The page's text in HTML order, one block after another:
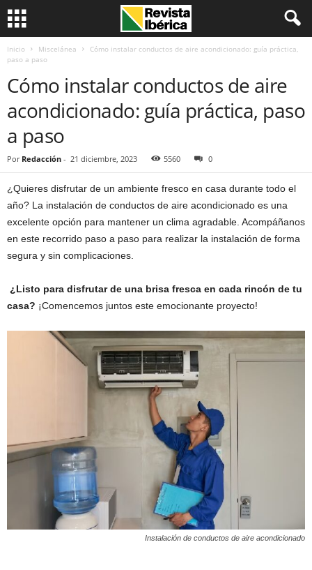
Inicio Miscelánea
Cómo instalar conductos de aire acondicionado: guía práctica,
paso a paso
Cómo instalar conductos de aire
acondicionado: guía práctica, paso
a paso
Por Redacción - 21 diciembre, 2023 5560 0
¿Quieres disfrutar de un ambiente fresco en casa durante todo el
año? La instalación de conductos de aire acondicionado es una
excelente opción para mantener un clima agradable. Acompáñanos
en este recorrido paso a paso para realizar la instalación de forma
segura y sin complicaciones.
¿Listo para disfrutar de una brisa fresca en cada rincón de tu
casa? ¡Comencemos juntos este emocionante proyecto!
Instalación de conductos de aire acondicionado